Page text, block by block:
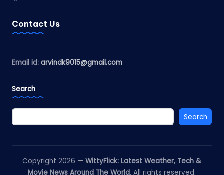
Contact Us
Email id: arvindk9015@gmail.com
Search
Search
Copyright 2026 — WittyFlick: Latest Weather, Tech &
Movie News Around The World. All rights reserved.